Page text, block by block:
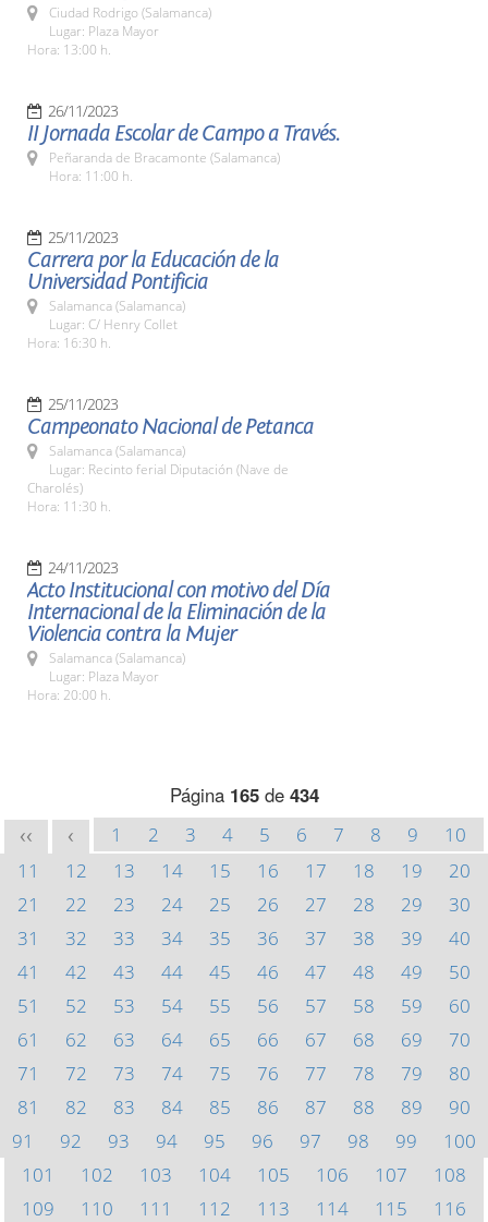
Ciudad Rodrigo (Salamanca)
Lugar: Plaza Mayor
Hora: 13:00 h.
26/11/2023
II Jornada Escolar de Campo a Través.
Peñaranda de Bracamonte (Salamanca)
Hora: 11:00 h.
25/11/2023
Carrera por la Educación de la
Universidad Pontificia
Salamanca (Salamanca)
Lugar: C/ Henry Collet
Hora: 16:30 h.
25/11/2023
Campeonato Nacional de Petanca
Salamanca (Salamanca)
Lugar: Recinto ferial Diputación (Nave de
Charolés)
Hora: 11:30 h.
24/11/2023
Acto Institucional con motivo del Día
Internacional de la Eliminación de la
Violencia contra la Mujer
Salamanca (Salamanca)
Lugar: Plaza Mayor
Hora: 20:00 h.
Página 165de 434
<< < 1 2 3 4 5 6 7 8 9
10
11
12 13 14 15 16 17 18 19
20
21
22 23 24 25 26 27 28 29
30
31
32 33 34 35 36 37 38 39
40
41
42 43 44 45 46 47 48 49
50
51
52 53 54 55 56 57 58 59
60
61
62 63 64 65 66 67 68 69
70
71
72 73 74 75 76 77 78 79
80
81
82 83 84 85 86 87 88 89
90
91
92 93 94 95 96 97 98 99
100
101
102 103 104 105 106 107
108
109
110 111 112 113 114 115
116